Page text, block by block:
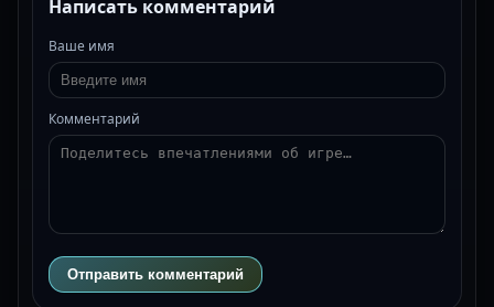
Написать комментарий
Ваше имя
Комментарий
Отправить комментарий